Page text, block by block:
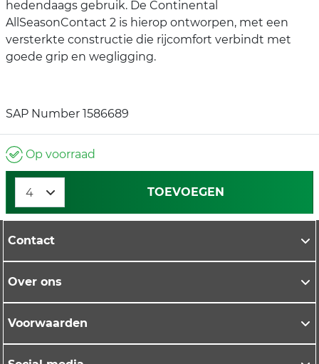
hedendaags gebruik. De Continental
AllSeasonContact 2 is hierop ontworpen, met een
versterkte constructie die rijcomfort verbindt met
goede grip en wegligging.
SAP Number 1586689
Op voorraad
TOEVOEGEN
Contact
Over ons
Voorwaarden